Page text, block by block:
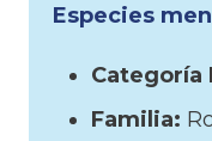
Especies
Categoría
Familia: